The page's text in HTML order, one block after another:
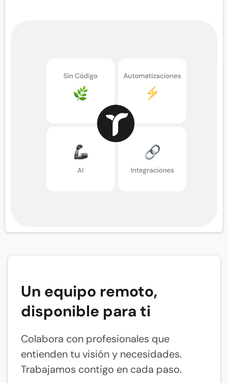
Un equipo remoto,
disponible para ti
Colabora con profesionales que
entienden tu visión y necesidades.
Trabajamos contigo en cada paso.